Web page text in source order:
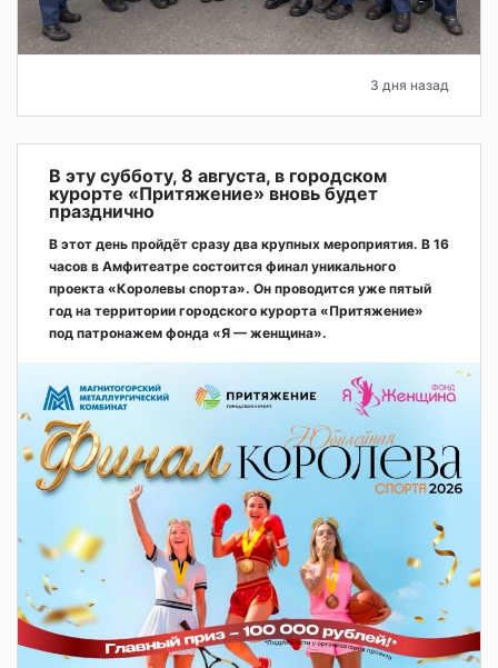
3 дня назад
В эту субботу, 8 августа, в городском
курорте «Притяжение» вновь будет
празднично
В этот день пройдёт сразу два крупных мероприятия. В 16
часов в Амфитеатре состоится финал уникального
проекта «Королевы спорта». Он проводится уже пятый
год на территории городского курорта «Притяжение»
под патронажем фонда «Я — женщина».